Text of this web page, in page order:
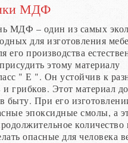
МДФ
МДФ – один из самых
для изготовления
его производства
этому материалу
" Е ". Он устойчив к
грибков. Этот материал
быту. При его
эпоксидные смолы, а
количество
опасные для человека